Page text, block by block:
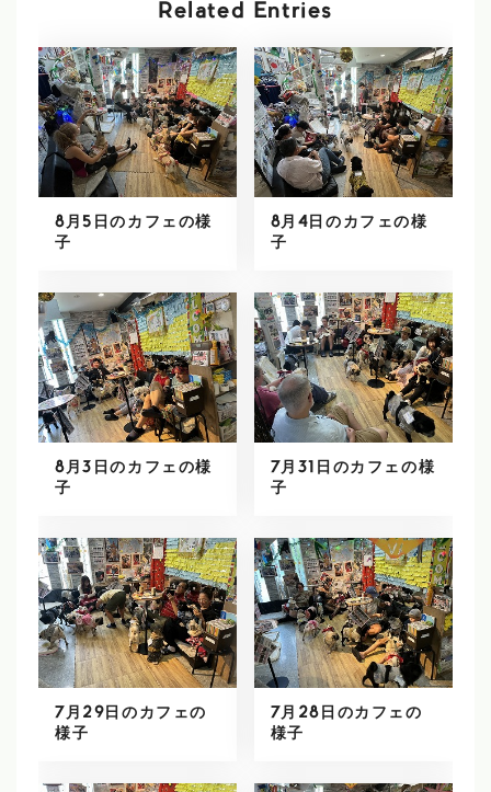
Related Entries
8月5日のカフェの様
子
8月4日のカフェの様
子
8月3日のカフェの様
子
7月31日のカフェの様
子
7月29日のカフェの
様子
7月28日のカフェの
様子